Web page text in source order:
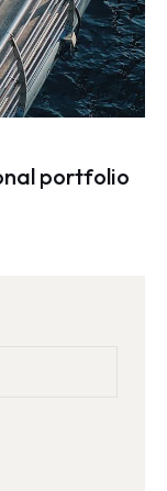
portfolio